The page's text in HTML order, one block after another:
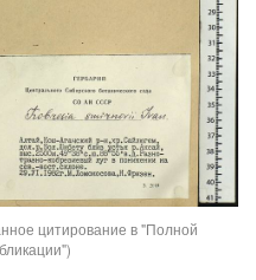
цитирование в "Полной